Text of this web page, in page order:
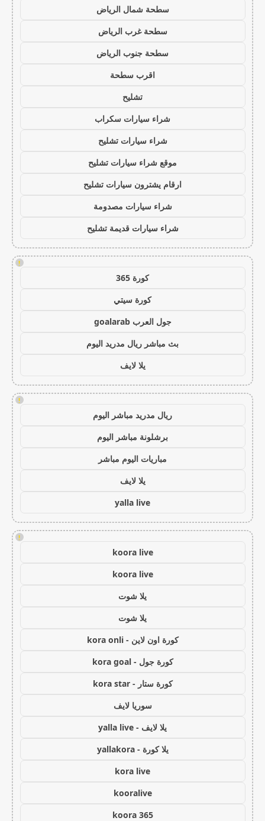
سطحة شمال الرياض
سطحة غرب الرياض
سطحة جنوب الرياض
اقرب سطحة
تشليح
شراء سيارات سكراب
شراء سيارات تشليح
موقع شراء سيارات تشليح
ارقام يشترون سيارات تشليح
شراء سيارات مصدومة
شراء سيارات قديمة تشليح
!
كورة 365
كورة سيتي
جول العرب goalarab
بث مباشر ريال مدريد اليوم
يلا لايف
!
ريال مدريد مباشر اليوم
برشلونة مباشر اليوم
مباريات اليوم مباشر
يلا لايف
yalla live
!
koora live
koora live
يلا شوت
يلا شوت
كورة اون لاين - kora onli
كورة جول - kora goal
كورة ستار - kora star
سوريا لايف
يلا لايف - yalla live
يلا كورة - yallakora
kora live
kooralive
koora 365